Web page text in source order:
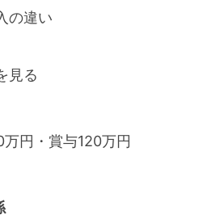
の違い
見る
円・賞与120万円